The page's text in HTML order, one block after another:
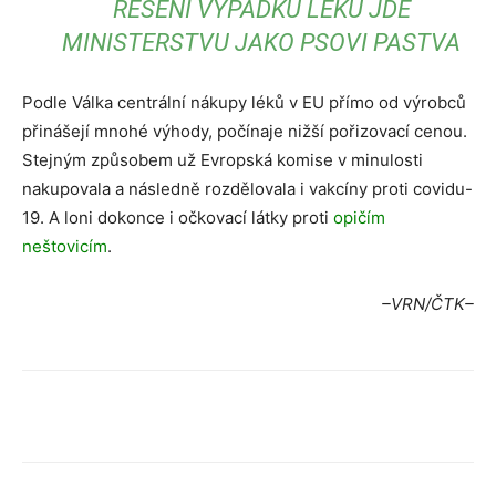
ŘEŠENÍ VÝPADKŮ LÉKŮ JDE
MINISTERSTVU JAKO PSOVI PASTVA
Podle Válka centrální nákupy léků v EU přímo od výrobců
přinášejí mnohé výhody, počínaje nižší pořizovací cenou.
Stejným způsobem už Evropská komise v minulosti
nakupovala a následně rozdělovala i vakcíny proti covidu-
19. A loni dokonce i očkovací látky proti opičím
neštovicím.
–VRN/ČTK–